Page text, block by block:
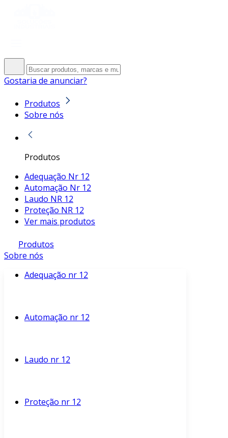
Gostaria de anunciar?
Produtos
Sobre nós
Produtos
Adequação Nr 12
Automação Nr 12
Laudo NR 12
Proteção NR 12
Ver mais produtos
Produtos
Sobre nós
Adequação nr 12
Automação nr 12
Laudo nr 12
Proteção nr 12